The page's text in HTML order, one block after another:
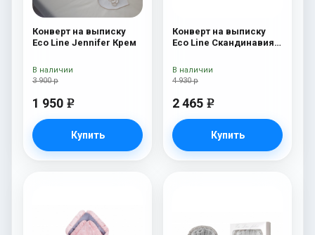
Конверт на выписку
Eco Line Jennifer Крем
3 900 р
1 950 e
Купить
В наличии
Конверт на выписку
Eco Line Скандинавия
4 930 р
2 465 e
Купить
В наличии